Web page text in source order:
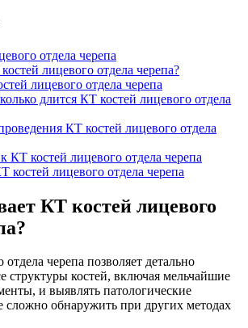
отдела черепа
лицевого отдела черепа?
лицевого отдела черепа
длится КТ костей лицевого отдела
КТ костей лицевого отдела
КТ костей лицевого отдела черепа
костей лицевого отдела черепа
КТ костей лицевого
черепа позволяет детально
структуры костей, включая мельчайшие
и выявлять патологические
сложно обнаружить при других методах